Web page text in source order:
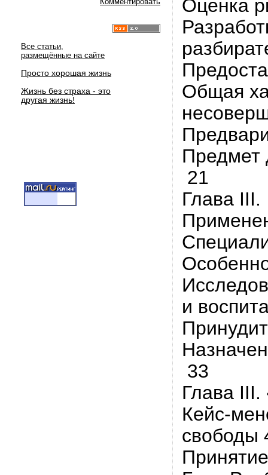
Все статьи,
размещённые на сайте
Просто хорошая жизнь
Жизнь без страха - это
другая жизнь!
Оценка
Общая
Предмет
21
Глава
и
33
Глава
Кейс-
свободы